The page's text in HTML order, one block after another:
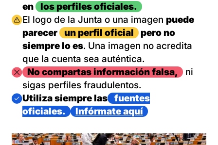
en
los perfiles oficiales.
Imagen
El logo de la Junta o una imagen puede
parecer
un perfil oficial
pero no
siempre lo es. Una imagen no acredita
que la cuenta sea auténtica.
ImagenNo compartas información falsa,
ni
sigas perfiles fraudulentos.
Imagen
Utiliza siempre las
fuentes
oficiales.
Infórmate aquí